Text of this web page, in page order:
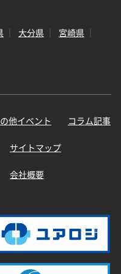
大分県
宮崎県
他イベント コラム記事
サイトマップ
会社概要